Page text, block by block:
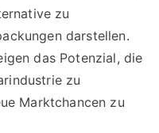
zu
darstellen.
das Potenzial, die
zu
Marktchancen zu